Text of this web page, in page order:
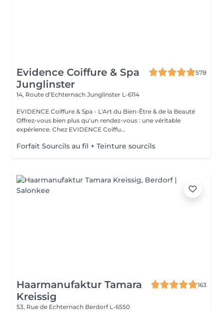
Evidence Coiffure & Spa
Junglinster
578
14, Route d‘Echternach Junglinster L-6114
EVIDENCE Coiffure & Spa - L'Art du Bien-Être & de la Beauté
Offrez-vous bien plus qu'un rendez-vous : une véritable
expérience. Chez EVIDENCE Coiffu...
Forfait Sourcils au fil + Teinture sourcils
Haarmanufaktur Tamara
Kreissig
163
53, Rue de Echternach Berdorf L-6550